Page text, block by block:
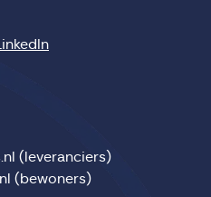
(leveranciers)
(bewoners)